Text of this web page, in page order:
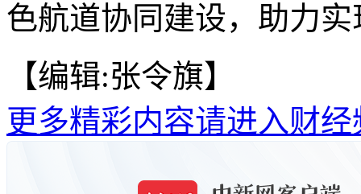
色航道协同建设，助力
【编辑:张令旗】
更多精彩内容请进入财经